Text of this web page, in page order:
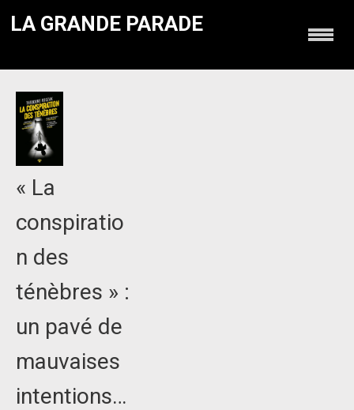
LA GRANDE PARADE
« La
conspiratio
n des
ténèbres » :
un pavé de
mauvaises
intentions…